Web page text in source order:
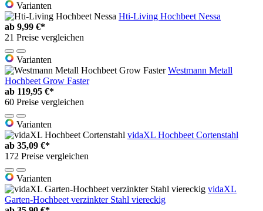
Varianten
Hti-Living Hochbeet Nessa
ab 9,99 €*
21 Preise vergleichen
Varianten
Westmann Metall
Hochbeet Grow Faster
ab 119,95 €*
60 Preise vergleichen
Varianten
vidaXL Hochbeet Cortenstahl
ab 35,09 €*
172 Preise vergleichen
Varianten
vidaXL
Garten-Hochbeet verzinkter Stahl viereckig